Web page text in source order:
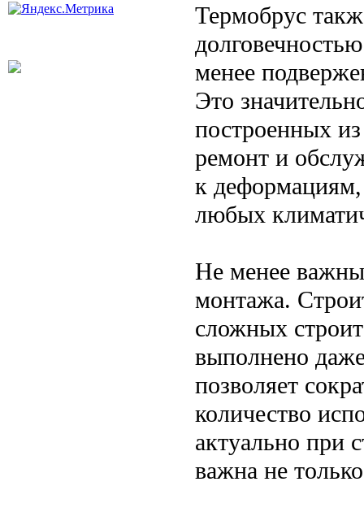
Термобрус
менее
Это
построенных
ремонт и
к
любых
Не менее
монтажа.
сложных
выполнено
позволяет
количество
актуально при
важна не